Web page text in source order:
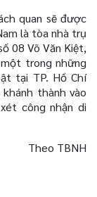
quan sẽ được
là tòa nhà trụ
08 Võ Văn Kiệt,
một trong những
tại TP. Hồ Chí
thành vào
công nhận di
Theo TBNH